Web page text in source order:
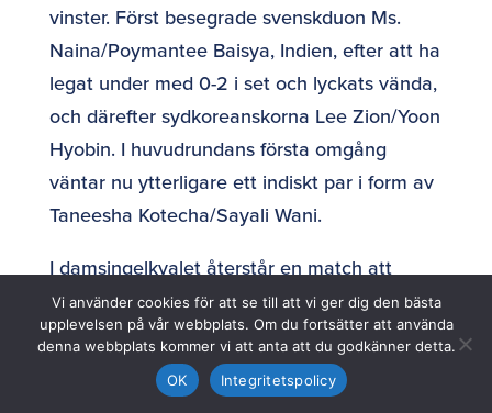
vinster. Först besegrade svenskduon Ms.
Naina/Poymantee Baisya, Indien, efter att ha
legat under med 0-2 i set och lyckats vända,
och därefter sydkoreanskorna Lee Zion/Yoon
Hyobin. I huvudrundans första omgång
väntar nu ytterligare ett indiskt par i form av
Taneesha Kotecha/Sayali Wani.
I damsingelkvalet återstår en match att
vinna för Filippa Bergand för att ta sig vidare
till huvudturneringen. Den matchen spelas
12.00 svensk tid.Uppdatering:Filippa
förlorade matchen mot Lee Daeun med 2-3
Vi använder cookies för att se till att vi ger dig den bästa
upplevelsen på vår webbplats. Om du fortsätter att använda
denna webbplats kommer vi att anta att du godkänner detta.
OK
Integritetspolicy